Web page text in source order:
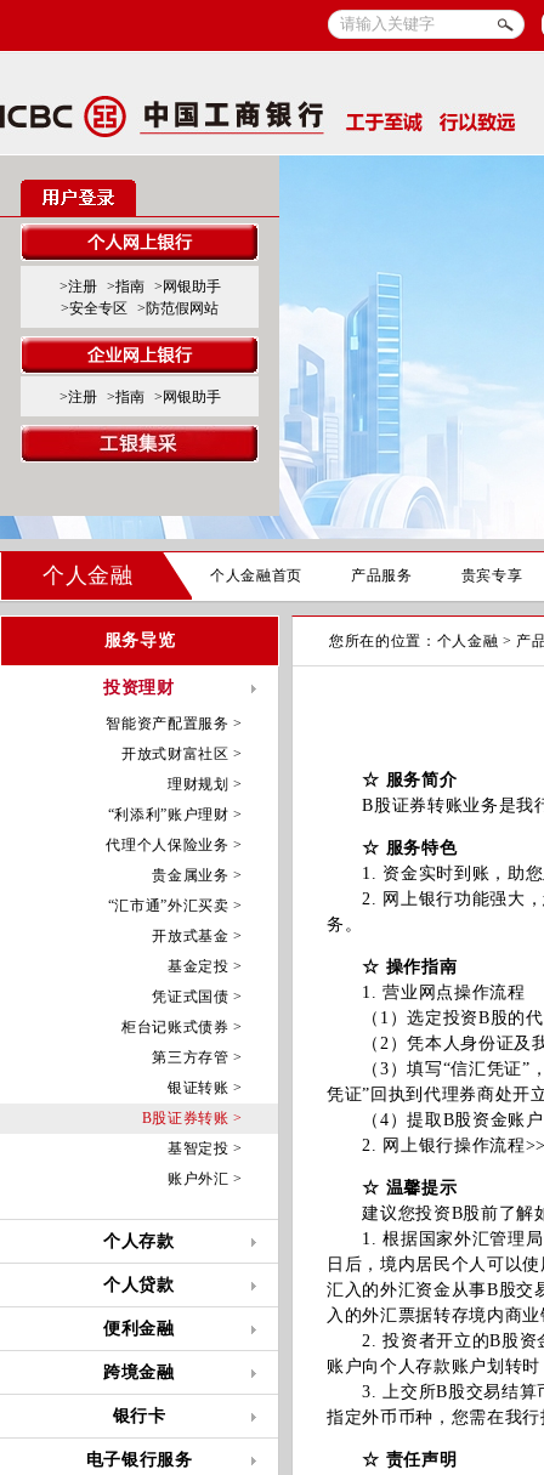
>注册 >指南
>网银助手
>安全专区
>防范假网站
>注册 >指南 >网银助手
个人金融 个人金融首页 产品服务 贵宾专享
服务导览
投资理财
智能资产配置服务 >
开放式财富社区 >
理财规划 >
“利添利”账户理财 >
代理个人保险业务 >
贵金属业务 >
“汇市通”外汇买卖 >
开放式基金 >
基金定投 >
凭证式国债 >
柜台记账式债券 >
第三方存管 >
银证转账 >
B股证券转账 >
基智定投 >
账户外汇 >
个人存款
个人贷款
便利金融
跨境金融
银行卡
电子银行服务
您所在的位置： 个人金融 > 产
☆ 服务简介
B股证券转账业务是我行
☆ 服务特色
1. 资金实时到账，助您
2. 网上银行功能强大，
务。
☆ 操作指南
1. 营业网点操作流程
（1）选定投资B股的代
（2）凭本人身份证及我
（3）填写“信汇凭证”，
凭证”回执到代理券商处开
（4）提取B股资金账户
2. 网上银行操作流程
☆ 温馨提示
建议您投资B股前了解
1. 根据国家外汇管理局
日后，境内居民个人可以
汇入的外汇资金从事B股交
入的外汇票据转存境内商
2. 投资者开立的B股资金
账户向个人存款账户划转
3. 上交所B股交易结算币
指定外币币种，您需在我
☆ 责任声明